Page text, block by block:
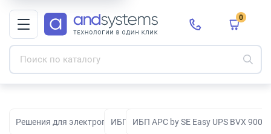
0
Решения для электропитания
ИБП ИБП APC by SE Easy UPS BVX 900